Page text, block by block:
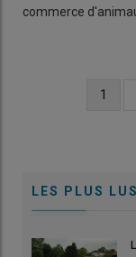
commerce
Page
1
LES PLUS LUS